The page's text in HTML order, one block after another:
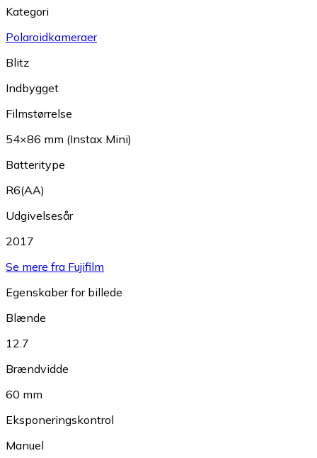
Kategori
Polaroidkameraer
Blitz
Indbygget
Filmstørrelse
54×86 mm (Instax Mini)
Batteritype
R6(AA)
Udgivelsesår
2017
Se mere fra Fujifilm
Egenskaber for billede
Blænde
12.7
Brændvidde
60 mm
Eksponeringskontrol
Manuel